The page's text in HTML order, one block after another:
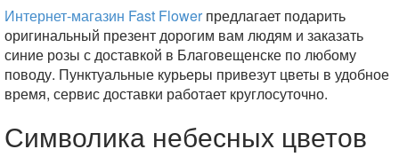
Интернет-магазин Fast Flower предлагает подарить
оригинальный презент дорогим вам людям и заказать
синие розы с доставкой в Благовещенске по любому
поводу. Пунктуальные курьеры привезут цветы в удобное
время, сервис доставки работает круглосуточно.
Символика небесных цветов